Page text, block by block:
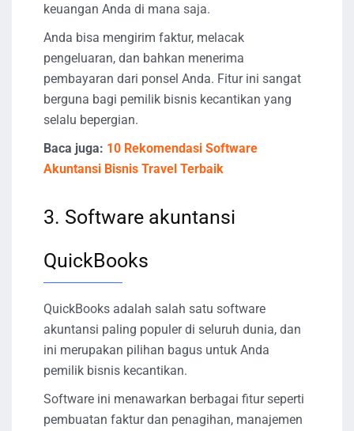
keuangan Anda di mana saja.
Anda bisa mengirim faktur, melacak
pengeluaran, dan bahkan menerima
pembayaran dari ponsel Anda. Fitur ini sangat
berguna bagi pemilik bisnis kecantikan yang
selalu bepergian.
Baca juga: 10 Rekomendasi Software
Akuntansi Bisnis Travel Terbaik
3. Software akuntansi
QuickBooks
QuickBooks adalah salah satu software
akuntansi paling populer di seluruh dunia, dan
ini merupakan pilihan bagus untuk Anda
pemilik bisnis kecantikan.
Software ini menawarkan berbagai fitur seperti
pembuatan faktur dan penagihan, manajemen